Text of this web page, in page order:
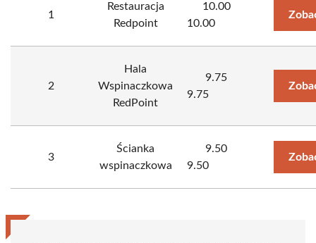
1
Restauracja
Redpoint
10.00
10.00
2
Hala
Wspinaczkowa
RedPoint
9.75
9.75
3
Ścianka
wspinaczkowa
9.50
9.50